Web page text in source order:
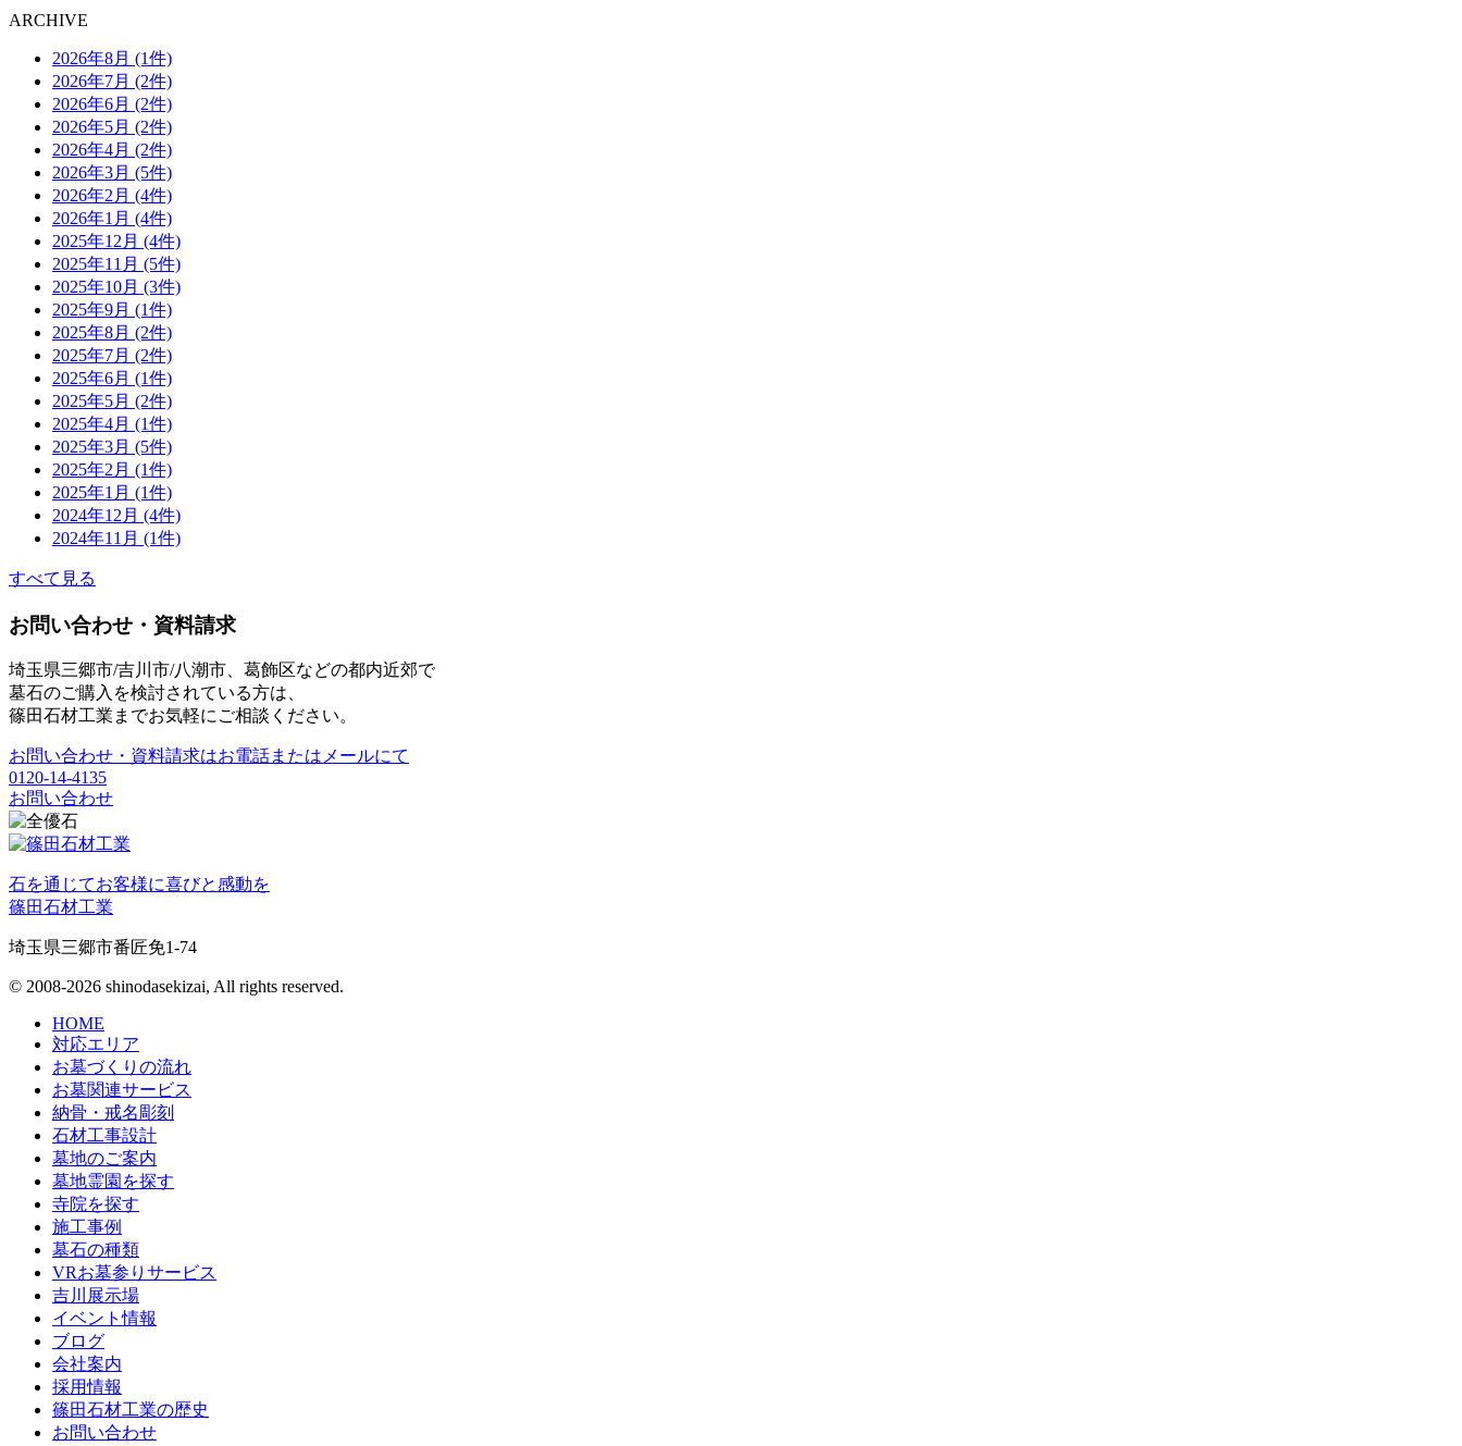
ARCHIVE
2026年8月 (1件)
2026年7月 (2件)
2026年6月 (2件)
2026年5月 (2件)
2026年4月 (2件)
2026年3月 (5件)
2026年2月 (4件)
2026年1月 (4件)
2025年12月 (4件)
2025年11月 (5件)
2025年10月 (3件)
2025年9月 (1件)
2025年8月 (2件)
2025年7月 (2件)
2025年6月 (1件)
2025年5月 (2件)
2025年4月 (1件)
2025年3月 (5件)
2025年2月 (1件)
2025年1月 (1件)
2024年12月 (4件)
2024年11月 (1件)
すべて見る
お問い合わせ・資料請求
埼玉県三郷市/吉川市/八潮市、葛飾区などの都内近郊で
墓石のご購入を検討されている方は、
篠田石材工業までお気軽にご相談ください。
お問い合わせ・資料請求はお電話またはメールにて
0120-14-4135
お問い合わせ
石を通じてお客様に喜びと感動を
篠田石材工業
埼玉県三郷市番匠免1-74
© 2008-2026 shinodasekizai, All rights reserved.
HOME
対応エリア
お墓づくりの流れ
お墓関連サービス
納骨・戒名彫刻
石材工事設計
墓地のご案内
墓地霊園を探す
寺院を探す
施工事例
墓石の種類
VRお墓参りサービス
吉川展示場
イベント情報
ブログ
会社案内
採用情報
篠田石材工業の歴史
お問い合わせ